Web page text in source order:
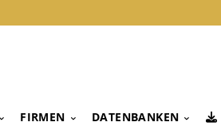
FIRMEN DATENBANKEN